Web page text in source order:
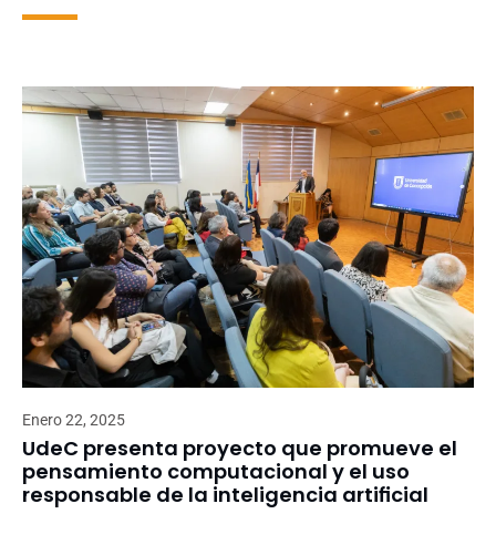
Enero 22, 2025
UdeC presenta proyecto que promueve el
pensamiento computacional y el uso
responsable de la inteligencia artificial